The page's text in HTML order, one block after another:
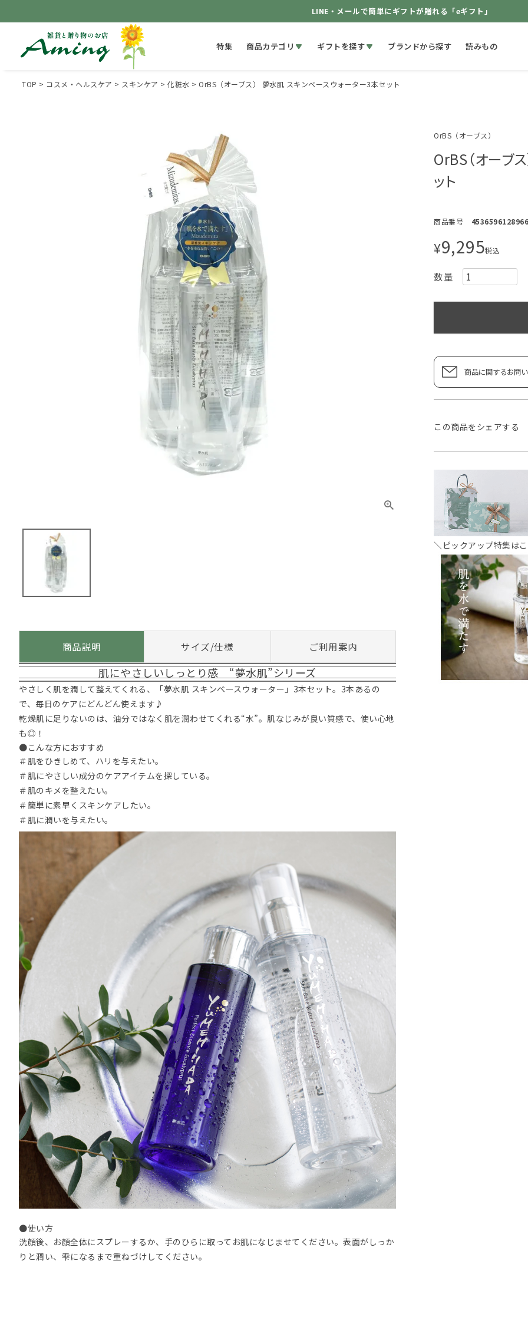
LINE・メールで簡単にギフトが贈れる「eギフト」
特集 商品カテゴリ ギフトを探す ブランドから探す 読みもの
TOP コスメ・ヘルスケア スキンケア 化粧水 OrBS（オーブス） 夢水肌 スキンベースウォーター3本セット
商品説明 サイズ/仕様 ご利用案内
肌にやさしいしっとり感 “夢水肌”シリーズ
やさしく肌を潤して整えてくれる、「夢水肌 スキンベースウォーター」3本セット。3本あるの
で、毎日のケアにどんどん使えます♪
乾燥肌に足りないのは、油分ではなく肌を潤わせてくれる“水”。肌なじみが良い質感で、使い心地
も◎！
●こんな方におすすめ
＃肌をひきしめて、ハリを与えたい。
＃肌にやさしい成分のケアアイテムを探している。
＃肌のキメを整えたい。
＃簡単に素早くスキンケアしたい。
＃肌に潤いを与えたい。
●使い方
洗顔後、お顔全体にスプレーするか、手のひらに取ってお肌になじませてください。表面がしっか
りと潤い、雫になるまで重ねづけしてください。
OrBS（オーブス）
OrBS（オーブ
ット
商品番号 4536596128966
¥9,295税込
商品に関するお問
この商品をシェアする
＼ピックアップ特集は